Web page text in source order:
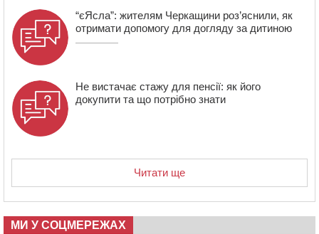
“єЯсла”: жителям Черкащини роз’яснили, як
отримати допомогу для догляду за дитиною
Не вистачає стажу для пенсії: як його
докупити та що потрібно знати
Читати ще
МИ У СОЦМЕРЕЖАХ